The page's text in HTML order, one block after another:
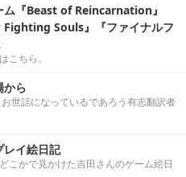
ム『Beast of Reincarnation』
Fighting Souls』『ファイナルフ
こちら。
から
世話になっているであろう有志翻訳者
レイ絵日記
こかで見かけた吉田さんのゲーム絵日